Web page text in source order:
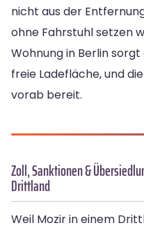
nicht aus der
ohne Fahrstuhl setzen
Wohnung in Berlin sorgt
freie Ladefläche, und die
vorab bereit.
Zoll, Sanktionen &
Drittland
Weil Mozir in einem